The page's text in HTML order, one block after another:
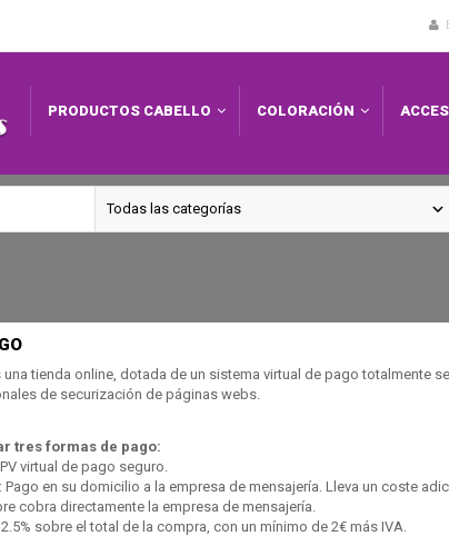
PRODUCTOS CABELLO COLORACIÓN
tienda online, dotada de un sistema virtual de pago totalmente
de securización de páginas webs.
tres formas de pago:
virtual de pago seguro.
Pago en su domicilio a la empresa de mensajería. Lleva un coste
cobra directamente la empresa de mensajería.
sobre el total de la compra, con un mínimo de 2€ más IVA.